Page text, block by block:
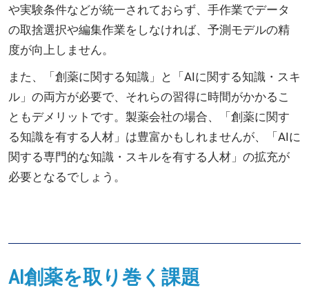
や実験条件などが統一されておらず、手作業でデータ
の取捨選択や編集作業をしなければ、予測モデルの精
度が向上しません。
また、「創薬に関する知識」と「AIに関する知識・スキ
ル」の両方が必要で、それらの習得に時間がかかるこ
ともデメリットです。製薬会社の場合、「創薬に関す
る知識を有する人材」は豊富かもしれませんが、「AIに
関する専門的な知識・スキルを有する人材」の拡充が
必要となるでしょう。
AI創薬を取り巻く課題